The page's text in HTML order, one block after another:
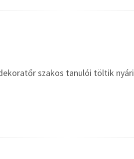
szakos tanulói töltik nyári